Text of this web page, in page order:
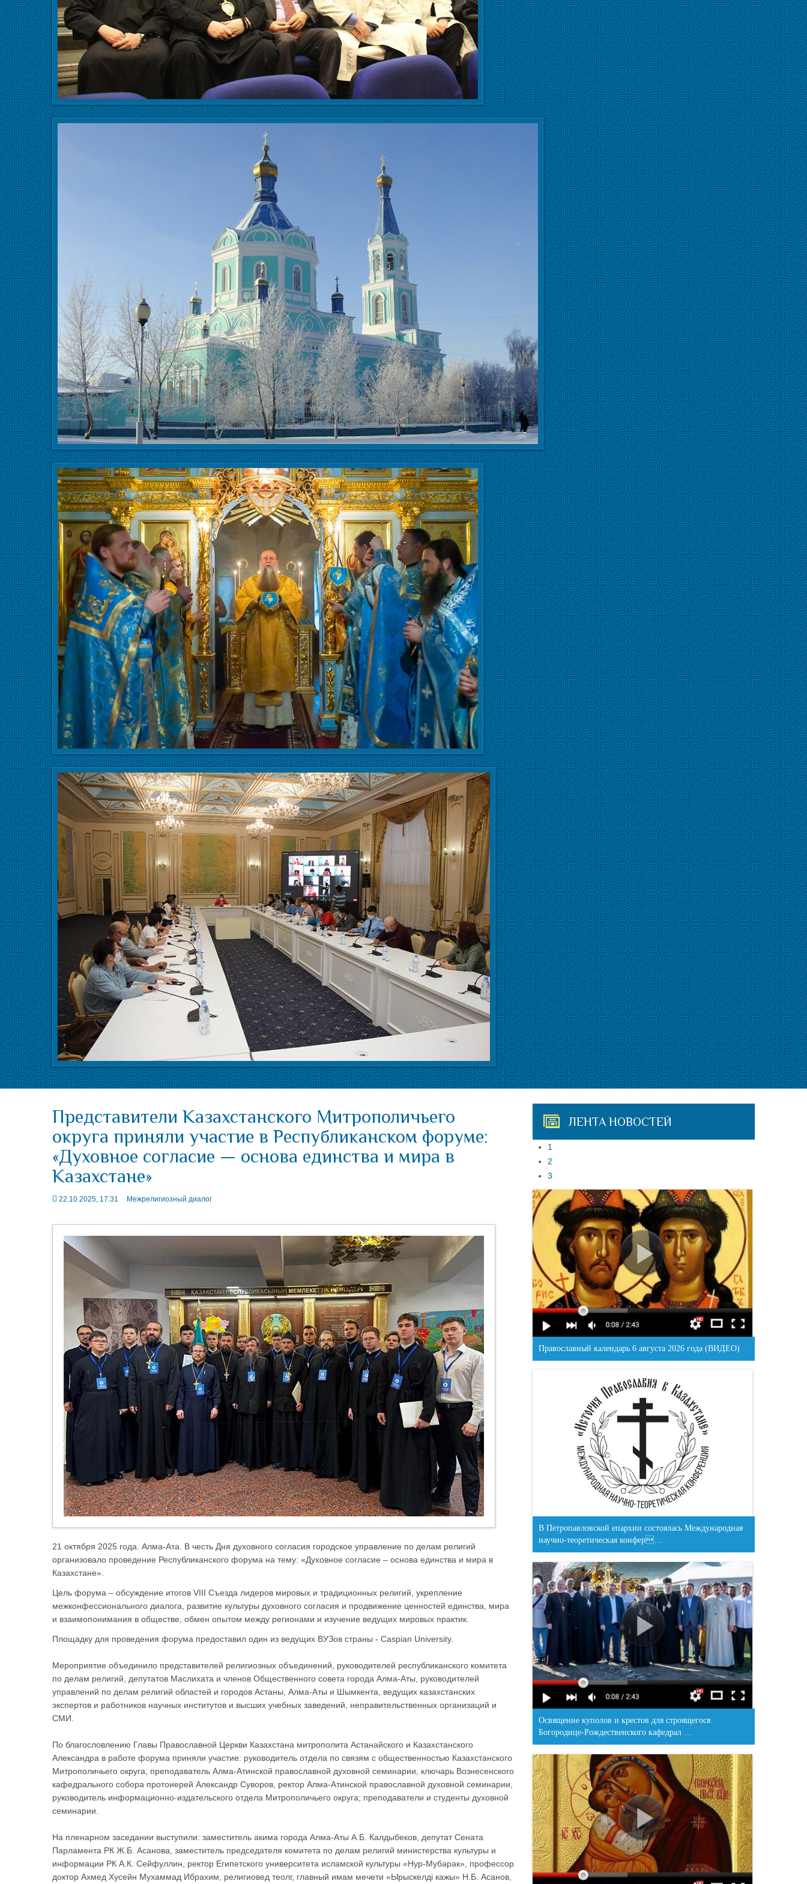
Представители Казахстанского Митрополичьего
округа приняли участие в Республиканском форуме:
«Духовное согласие — основа единства и мира в
Казахстане»
22.10.2025, 17:31 Межрелигиозный диалог
21 октября 2025 года. Алма-Ата. В честь Дня духовного согласия городское управление по делам религий
организовало проведение Республиканского форума на тему: «Духовное согласие – основа единства и мира в
Казахстане».
Цель форума – обсуждение итогов VIII Съезда лидеров мировых и традиционных религий, укрепление
межконфессионального диалога, развитие культуры духовного согласия и продвижение ценностей единства, мира
и взаимопонимания в обществе, обмен опытом между регионами и изучение ведущих мировых практик.
Площадку для проведения форума предоставил один из ведущих ВУЗов страны - Caspian University.
Мероприятие объединило представителей религиозных объединений, руководителей республиканского комитета
по делам религий, депутатов Маслихата и членов Общественного совета города Алма-Аты, руководителей
управлений по делам религий областей и городов Астаны, Алма-Аты и Шымкента, ведущих казахстанских
экспертов и работников научных институтов и высших учебных заведений, неправительственных организаций и
СМИ.
По благословлению Главы Православной Церкви Казахстана митрополита Астанайского и Казахстанского
Александра в работе форума приняли участие: руководитель отдела по связям с общественностью Казахстанского
Митрополичьего округа, преподаватель Алма-Атинской православной духовной семинарии, ключарь Вознесенского
кафедрального собора протоиерей Александр Суворов, ректор Алма-Атинской православной духовной семинарии,
руководитель информационно-издательского отдела Митрополичьего округа; преподаватели и студенты духовной
семинарии.
На пленарном заседании выступили: заместитель акима города Алма-Аты А.Б. Калдыбеков, депутат Сената
Парламента РК Ж.Б. Асанова, заместитель председателя комитета по делам религий министерства культуры и
информации РК А.К. Сейфуллин, ректор Египетского университета исламской культуры «Нур-Мубарак», профессор
доктор Ахмед Хусейн Мухаммад Ибрахим, религиовед теолг, главный имам мечети «Ырыскелдi кажы» Н.Б. Асанов,
ЛЕНТА НОВОСТЕЙ
1
2
3
Православный календарь 6 августа 2026 года (ВИДЕО)
В Петропавловской епархии состоялась Международная
научно-теоретическая конфер…
Освящение куполов и крестов для строящегося
Богородице-Рождественского кафедрал …